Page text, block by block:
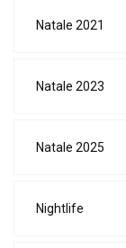
Natale 2021
Natale 2023
Natale 2025
Nightlife